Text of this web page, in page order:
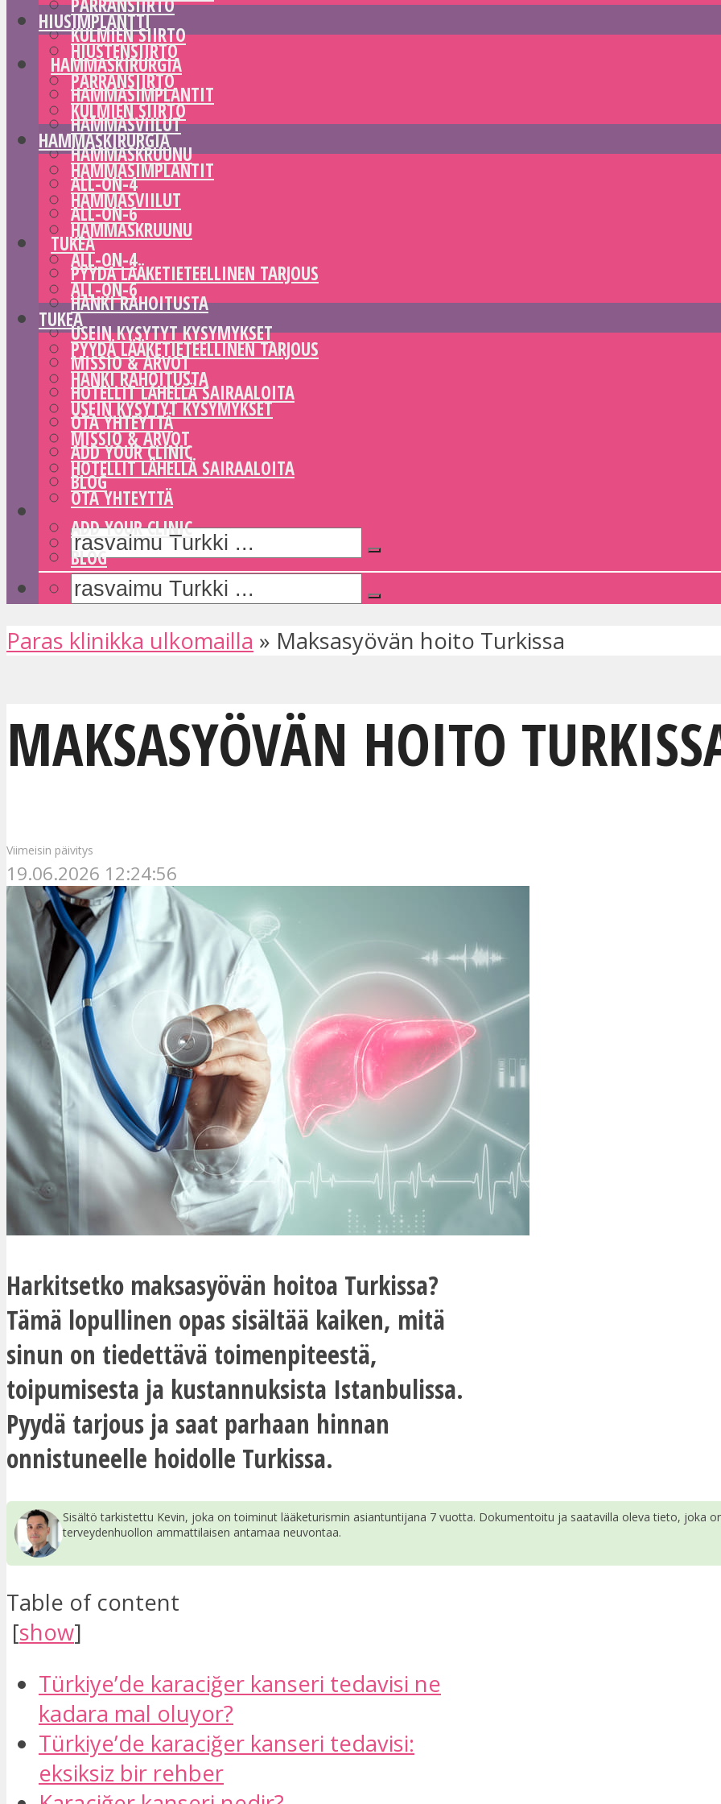
PARRANSIIRTO
KULMIEN SIIRTO
HAMMASKIRURGIA
HAMMASIMPLANTIT
HAMMASVIILUT
HAMMASKRUUNU
ALL-ON-4
ALL-ON-6
TUKEA
PYYDÄ LÄÄKETIETEELLINEN TARJOUS
HANKI RAHOITUSTA
USEIN KYSYTYT KYSYMYKSET
MISSIO & ARVOT
HOTELLIT LÄHELLÄ SAIRAALOITA
OTA YHTEYTTÄ
ADD YOUR CLINIC
BLOG
HIUSIMPLANTTI
HIUSTENSIIRTO
PARRANSIIRTO
KULMIEN SIIRTO
HAMMASKIRURGIA
HAMMASIMPLANTIT
HAMMASVIILUT
HAMMASKRUUNU
ALL-ON-4
ALL-ON-6
TUKEA
PYYDÄ LÄÄKETIETEELLINEN TARJOUS
HANKI RAHOITUSTA
USEIN KYSYTYT KYSYMYKSET
MISSIO & ARVOT
HOTELLIT LÄHELLÄ SAIRAALOITA
OTA YHTEYTTÄ
ADD YOUR CLINIC
BLOG
Paras klinikka ulkomailla » Maksasyövän hoito Turkissa
MAKSASYÖVÄN HOITO
Viimeisin päivitys
19.06.2026 12:24:56
Harkitsetko maksasyövän hoitoa Turkissa?
Tämä lopullinen opas sisältää kaiken, mitä
sinun on tiedettävä toimenpiteestä,
toipumisesta ja kustannuksista Istanbulissa.
Pyydä tarjous ja saat parhaan hinnan
onnistuneelle hoidolle Turkissa.
Sisältö tarkistettu Kevin, joka on toiminut lääketurismin asiantuntijana 7 vuotta. Dokumentoitu ja saatavilla oleva tieto, joka
terveydenhuollon ammattilaisen antamaa neuvontaa.
Table of content
[show]
Türkiye’de karaciğer kanseri tedavisi ne
kadara mal oluyor?
Türkiye’de karaciğer kanseri tedavisi:
eksiksiz bir rehber